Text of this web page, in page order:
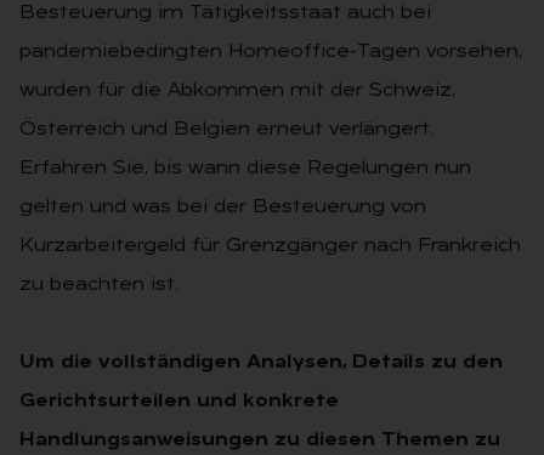
Besteuerung im Tätigkeitsstaat auch bei
pandemiebedingten Homeoffice-Tagen vorsehen,
wurden für die Abkommen mit der Schweiz,
Österreich und Belgien erneut verlängert.
Erfahren Sie, bis wann diese Regelungen nun
gelten und was bei der Besteuerung von
Kurzarbeitergeld für Grenzgänger nach Frankreich
zu beachten ist.
Um die vollständigen Analysen, Details zu den
Gerichtsurteilen und konkrete
Handlungsanweisungen zu diesen Themen zu